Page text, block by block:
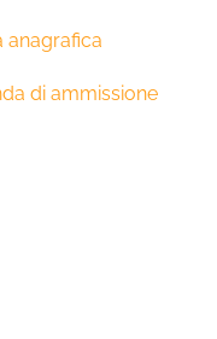
anagrafica
di ammissione